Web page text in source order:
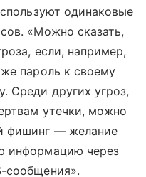
одинаковые
«Можно сказать,
если, например,
пароль к своему
Среди других угроз,
утечки, можно
фишинг — желание
информацию через
сообщения».